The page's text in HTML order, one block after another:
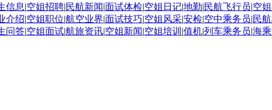
信息|空姐招聘|民航新闻|面试体检|空姐日记|地勤|民航飞行员|空
介绍|空姐职位|航空业界|面试技巧|空姐风采|安检|空中乘务员|民
问答|空姐面试|航旅资讯|空姐新闻|空姐培训 |值机|列车乘务员|海